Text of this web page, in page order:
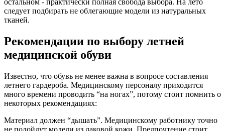
остальном - практически полная свобода выбора. На лето
следует подбирать не облегающие модели из натуральных
тканей.
Рекомендации по выбору летней
медицинской обуви
Известно, что обувь не менее важна в вопросе составления
летнего гардероба. Медицинскому персоналу приходится
много времени проводить “на ногах”, потому стоит помнить о
некоторых рекомендациях:
Материал должен “дышать”. Медицинскому работнику точно
не подойдут модели из лаковой кожи. Предпочтение стоит